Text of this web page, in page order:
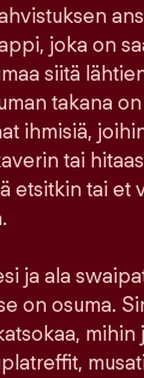
joka on
siitä
takana
ihmisiä,
tai
etsitkin tai et
ja ala
on osuma.